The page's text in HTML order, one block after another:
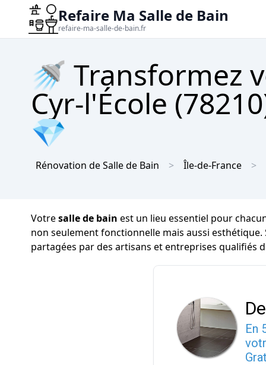
Refaire Ma Salle de Bain
refaire-ma-salle-de-bain.fr
🚿 Transformez
Cyr-l'École
💎
Rénovation de Salle de Bain Île-de-France
Votresalle de bain est un lieu essentiel pour
non seulement fonctionnelle mais aussi esthétique.
partagées par des artisans et entreprises qualifiés
En